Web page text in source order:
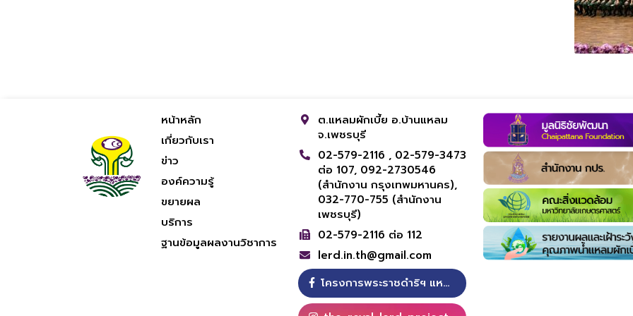
หน้าหลัก
เกี่ยวกับเรา
ข่าว
องค์ความรู้
ขยายผล
บริการ
ฐานข้อมูลผลงานวิชาการ
ต.แหลมผักเบี้ย อ.บ้านแหลม
จ.เพชรบุรี
02-579-2116 , 02-579-3473
ต่อ 107, 092-2730546
(สำนักงาน กรุงเทพมหานคร),
032-770-755 (สำนักงาน
เพชรบุรี)
02-579-2116 ต่อ 112
lerd.in.th@gmail.com
โครงการพระราชดำริฯ แหลมผักเบี้ย